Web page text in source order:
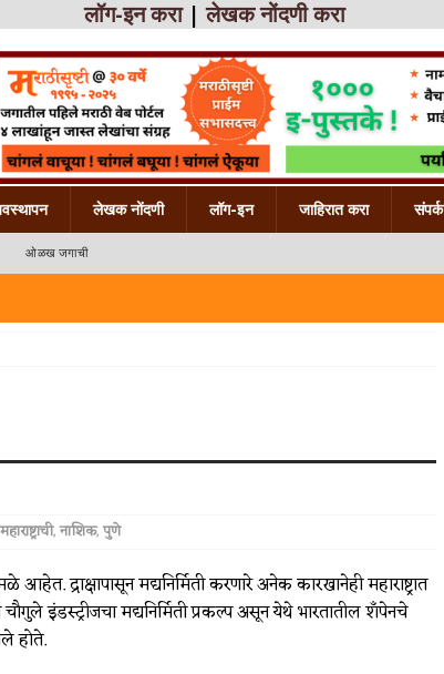
लॉग-इन करा|लेखक नोंदणी करा
लेखक नोंदणी लॉग-इन जाहिरात करा संपर्क
ओळख जगाची
,नाशिक,पुणे
आहेत. द्राक्षापासून मद्यनिर्मिती करणारे अनेक कारखानेही महाराष्ट्रात
इंडस्ट्रीजचा मद्यनिर्मिती प्रकल्प असून येथे भारतातील शॅंपेनचे
होते.